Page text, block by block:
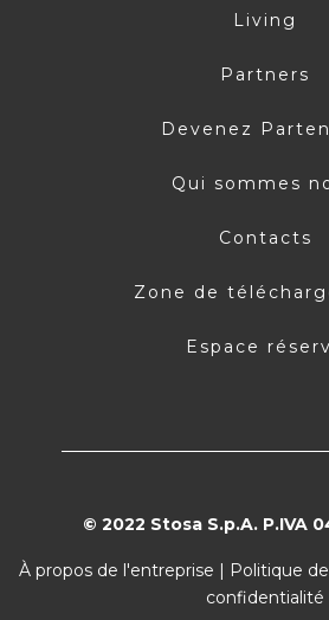
Living
Partners
Devenez
Qui sommes
Contacts
Zone de
Espace
© 2022 Stosa S.p.A. P.IVA
À propos de l'entreprise | Politique
confidentialité